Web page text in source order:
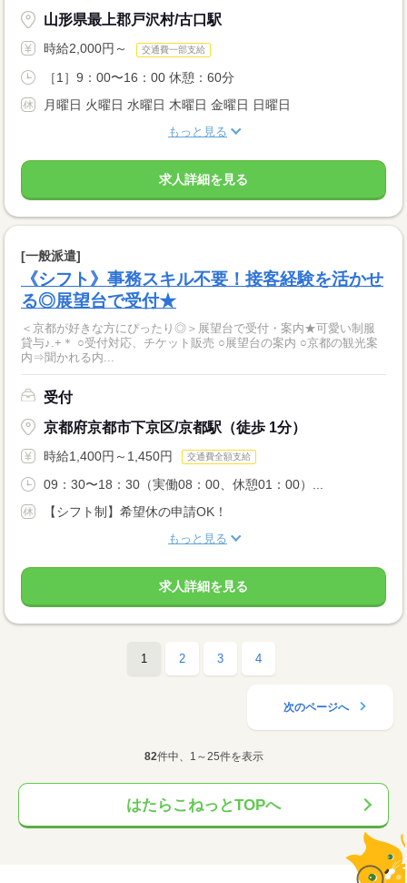
山形県最上郡戸沢村/古口駅
時給2,000円～ 交通費一部支給
［1］9：00〜16：00 休憩：60分
月曜日 火曜日 水曜日 木曜日 金曜日 日曜日
もっと見る
求人詳細を見る
[一般派遣]
《シフト》事務スキル不要！接客経験を活かせ
る◎展望台で受付★
＜京都が好きな方にぴったり◎＞展望台で受付・案内★可愛い制服
貸与♪.+＊ ○受付対応、チケット販売 ○展望台の案内 ○京都の観光案
内⇒聞かれる内...
受付
京都府京都市下京区/京都駅（徒歩 1分）
時給1,400円～1,450円 交通費全額支給
09：30〜18：30（実働08：00、休憩01：00）...
【シフト制】希望休の申請OK！
もっと見る
求人詳細を見る
1 2 3 4
次のページへ
82件中、1～25件を表示
はたらこねっとTOPへ